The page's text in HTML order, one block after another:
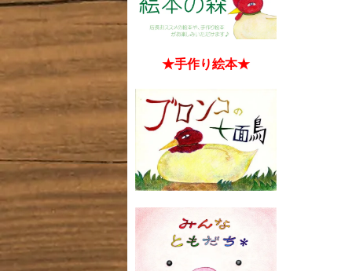
★手作り絵本★